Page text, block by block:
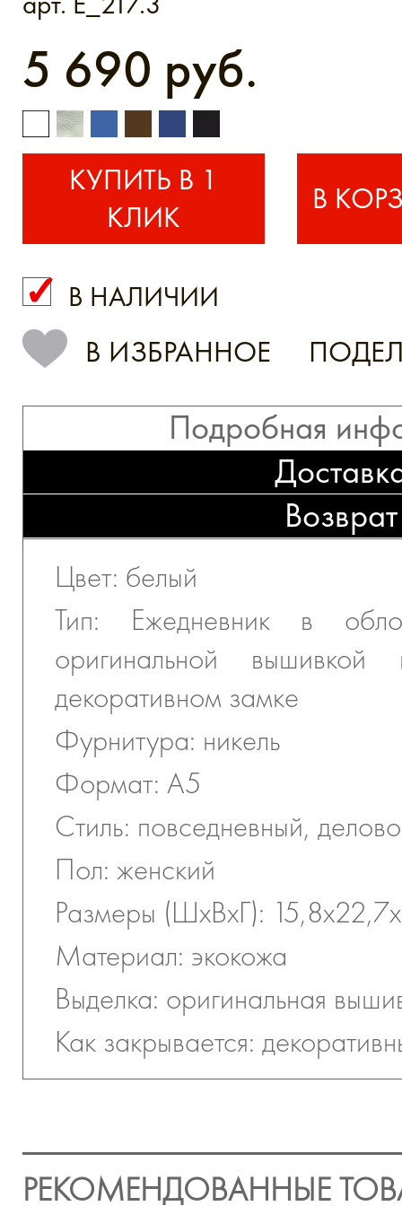
5 690 руб.
КУПИТЬ В 1
КЛИК
КУПИТЬ В 1 КЛИК
В НАЛИЧИИ
В ИЗБРАННОЕ
Подробная
Возврат
Цвет: белый
Тип: Ежедневник в
оригинальной
декоративном замке
Фурнитура: никель
Формат: А5
Стиль: повседневный,
Пол: женский
Размеры (ШхВхГ):
Материал: экокожа
Выделка: оригинальная
Как закрывается:
РЕКОМЕНДОВАННЫЕ